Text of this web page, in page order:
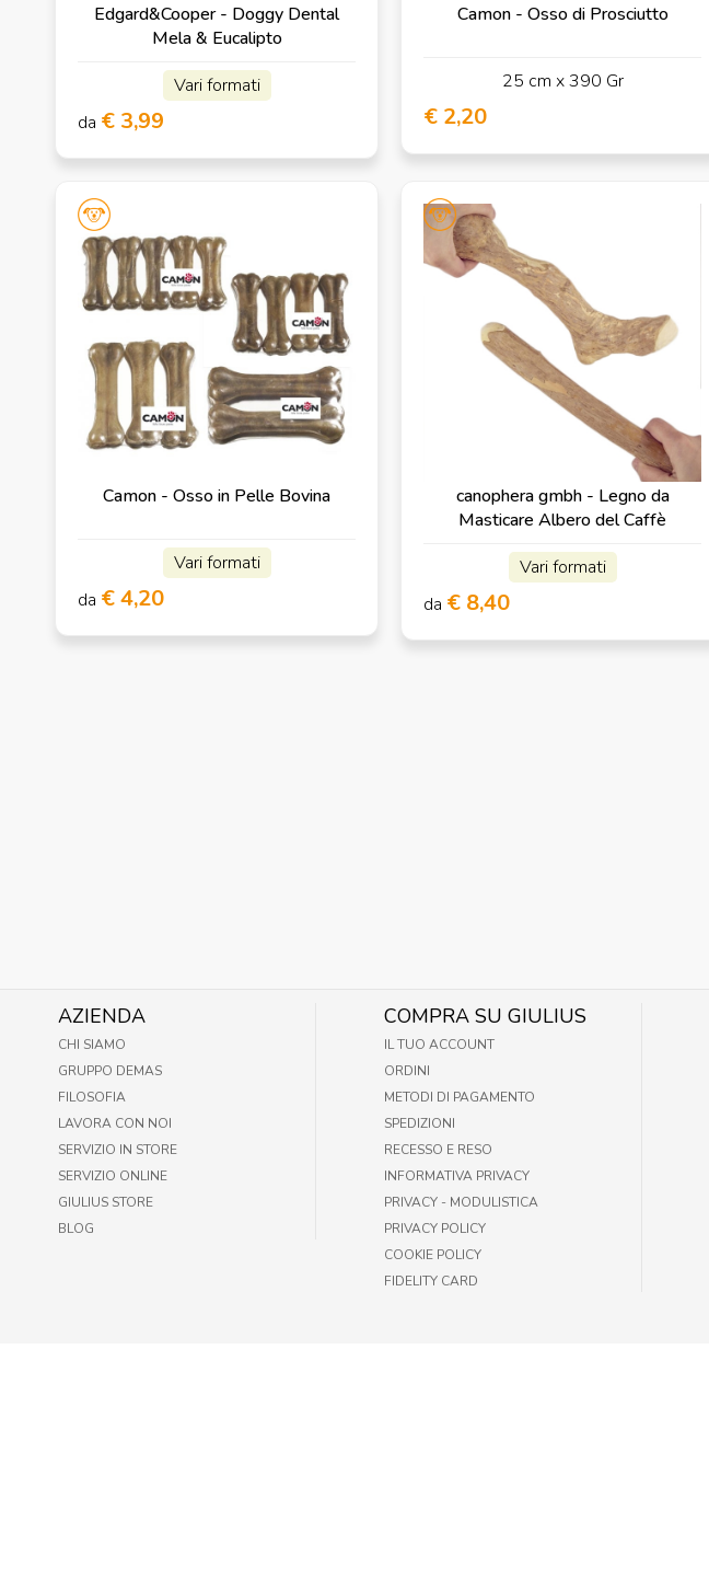
Edgard&Cooper - Doggy Dental
Mela & Eucalipto
Vari formati
da € 3,99
Camon - Osso di Prosciutto
25 cm x 390 Gr
€ 2,20
Camon - Osso in Pelle Bovina
Vari formati
da € 4,20
canophera gmbh - Legno da
Masticare Albero del Caffè
Vari formati
da € 8,40
AZIENDA
CHI SIAMO
GRUPPO DEMAS
FILOSOFIA
LAVORA CON NOI
SERVIZIO IN STORE
SERVIZIO ONLINE
GIULIUS STORE
BLOG
COMPRA SU GIULIUS
IL TUO ACCOUNT
ORDINI
METODI DI PAGAMENTO
SPEDIZIONI
RECESSO E RESO
INFORMATIVA PRIVACY
PRIVACY - MODULISTICA
PRIVACY POLICY
COOKIE POLICY
FIDELITY CARD